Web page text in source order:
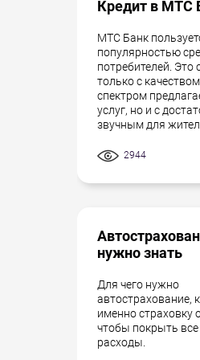
Кредит в МТС
МТС Банк
популярностью
потребителей. Это
только с
спектром
услуг, но и с
звучным для
2944
нужно знать
Для чего нужно
автострахование,
именно страховку
чтобы покрыть все
расходы.